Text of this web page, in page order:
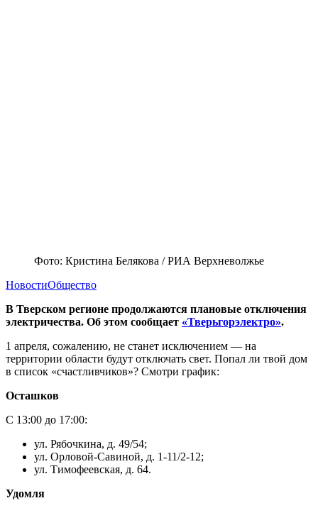
Фото: Кристина Белякова / РИА Верхневолжье
НовостиОбщество
В Тверском регионе продолжаются плановые отключения
электричества. Об этом сообщает «Тверьгорэлектро».
1 апреля, сожалению, не станет исключением — на
территории области будут отключать свет. Попал ли твой дом
в список «счастливчиков»? Смотри график:
Осташков
С 13:00 до 17:00:
ул. Рябочкина, д. 49/54;
ул. Орловой-Савиной, д. 1-11/2-12;
ул. Тимофеевская, д. 64.
Удомля